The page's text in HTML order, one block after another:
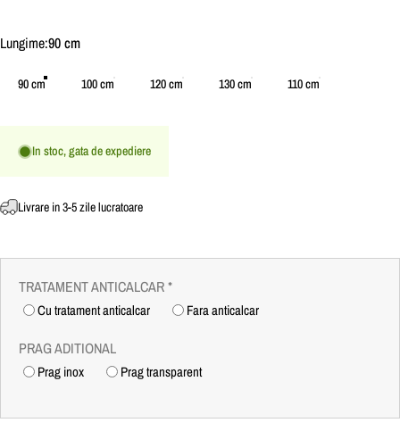
Lungime
Lungime:90 cm
90 cm 100 cm 120 cm 130 cm 110 cm
In stoc, gata de expediere
Livrare in 3-5 zile lucratoare
TRATAMENT ANTICALCAR*
Cu tratament anticalcar Fara anticalcar
PRAG ADITIONAL
Prag inox Prag transparent